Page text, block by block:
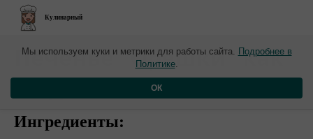
Кулинарный
​Печенье "Орешки" как
из детства
Ингредиенты:
Мы используем куки и метрики для работы сайта. Подробнее в
Политике.
ОК